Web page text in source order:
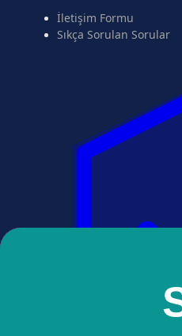
İletişim Formu
Sıkça Sorulan Sorular